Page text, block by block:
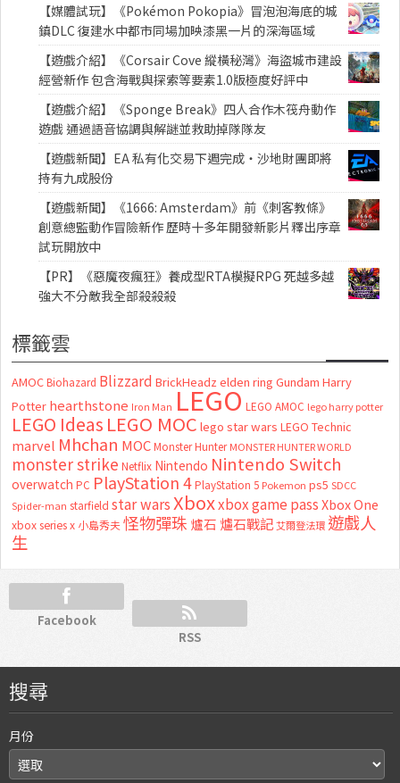
【媒體試玩】《Pokémon Pokopia》冒泡泡海底的城
鎮DLC 復建水中都市同場加映漆黑一片的深海區域
【遊戲介紹】《Corsair Cove 縱橫秘灣》海盜城市建設
經營新作 包含海戰與探索等要素1.0版極度好評中
【遊戲介紹】《Sponge Break》四人合作木筏舟動作
遊戲 通過語音協調與解謎並救助掉隊隊友
【遊戲新聞】EA 私有化交易下週完成・沙地財團即將
持有九成股份
【遊戲新聞】《1666: Amsterdam》前《刺客教條》
創意總監動作冒險新作 歷時十多年開發新影片釋出序章
試玩開放中
【PR】《惡魔夜瘋狂》養成型RTA模擬RPG 死越多越
強大不分敵我全部殺殺殺
標籤雲
AMOC Biohazard Blizzard BrickHeadz elden ring Gundam Harry
Potter hearthstone Iron Man LEGO LEGO AMOC lego harry potter
LEGO Ideas LEGO MOC lego star wars LEGO Technic
marvel Mhchan MOC Monster Hunter MONSTER HUNTER WORLD
monster strike Netflix Nintendo Nintendo Switch
overwatch PC PlayStation 4 PlayStation 5 Pokemon ps5 SDCC
Spider-man starfield star wars Xboxxbox game passXbox One
xbox series x 小島秀夫怪物彈珠 爐石 爐石戰記艾爾登法環 遊戲人
生
Facebook
RSS
搜尋
月份